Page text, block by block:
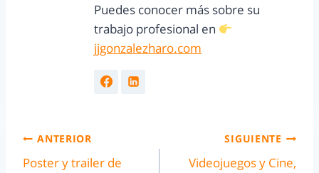
Puedes conocer más sobre su
trabajo profesional en
jjgonzalezharo.com
ANTERIOR
Poster y trailer de
SIGUIENTE
Videojuegos y Cine,